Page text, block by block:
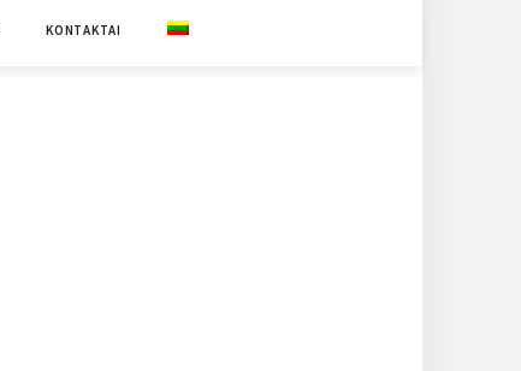
KONTAKTAI